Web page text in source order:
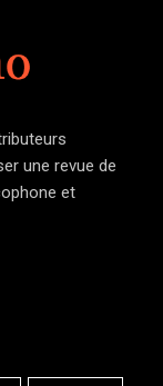
une revue de
et